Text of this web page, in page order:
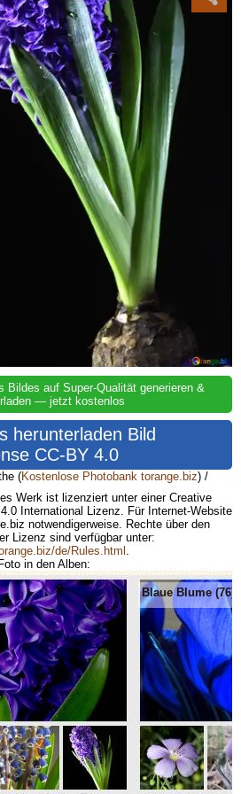
Bildes auf Super-Qualität generieren &
— jetzt kostenlos
herunterladen Bild
CC-BY 4.0
(Kostenlose Photobank torange.biz) /
Werk ist lizenziert unter einer Creative
International Lizenz. Für Internet-Website
notwendigerweise. Rechte über den
Lizenz sind verfügbar unter:
de/Rules.html
in den Alben:
Blaue Blume (76)